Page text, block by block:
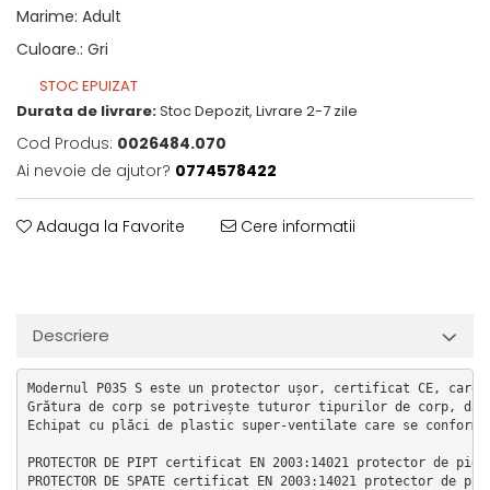
Marime: Adult
Culoare.: Gri
STOC EPUIZAT
Durata de livrare:Stoc Depozit, Livrare 2-7 zile
Cod Produs: 0026484.070
Ai nevoie de ajutor? 0774578422
Adauga la Favorite Cere informatii
Descriere
Modernul P035 S este un protector ușor, certificat CE,
Grătura de corp se potrivește tuturor tipurilor de corp,
Echipat cu plăci de plastic super-ventilate care se
PROTECTOR DE PIPT certificat EN 2003:14021 protector de
PROTECTOR DE SPATE certificat EN 2003:14021 protector de